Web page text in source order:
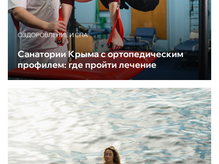
ОЗДОРОВЛЕНИЕ И СПА
Санатории Крыма с ортопедическим
профилем: где пройти лечение